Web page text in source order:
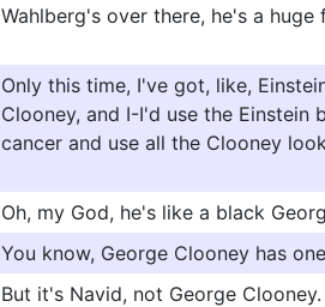
Wahlberg's over there, he's a huge
Only this time, I've got, like,
Clooney, and I-I'd use the Einstein
cancer and use all the Clooney
Oh, my God, he's like a black
You know, George Clooney has
But it's Navid, not George Clooney.